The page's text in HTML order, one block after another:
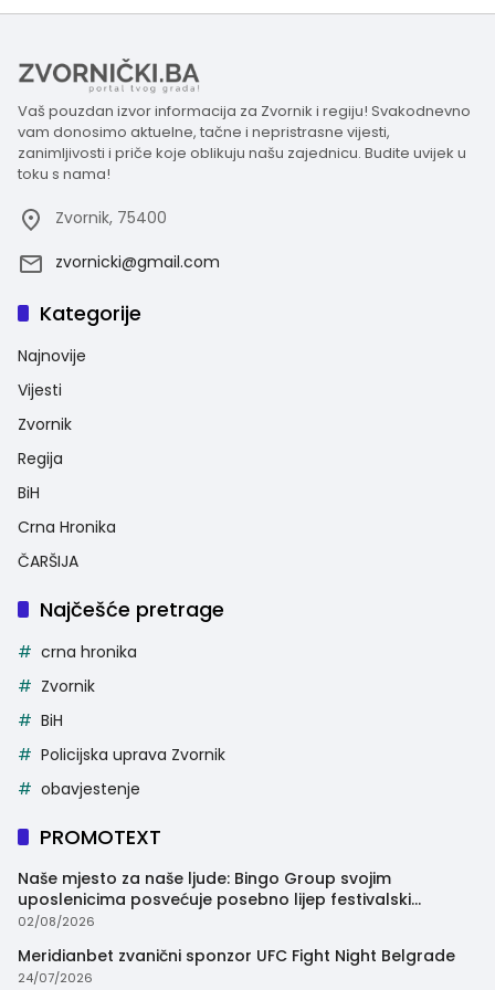
Vaš pouzdan izvor informacija za Zvornik i regiju! Svakodnevno
vam donosimo aktuelne, tačne i nepristrasne vijesti,
zanimljivosti i priče koje oblikuju našu zajednicu. Budite uvijek u
toku s nama!
Zvornik, 75400
zvornicki@gmail.com
Kategorije
Najnovije
Vijesti
Zvornik
Regija
BiH
Crna Hronika
ČARŠIJA
Najčešće pretrage
crna hronika
Zvornik
BiH
Policijska uprava Zvornik
obavjestenje
PROMOTEXT
Naše mjesto za naše ljude: Bingo Group svojim
uposlenicima posvećuje posebno lijep festivalski
trenutak
02/08/2026
Meridianbet zvanični sponzor UFC Fight Night Belgrade
24/07/2026